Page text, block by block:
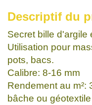
Descriptif du
Secret bille d'argile
Utilisation pour
pots, bacs.
Calibre: 8-16 mm
Rendement au m²:
bâche ou géotextile